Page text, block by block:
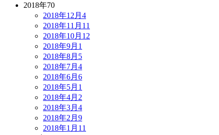
2018年70
2018年12月 4
2018年11月 11
2018年10月 12
2018年9月 1
2018年8月 5
2018年7月 4
2018年6月 6
2018年5月 1
2018年4月 2
2018年3月 4
2018年2月 9
2018年1月 11